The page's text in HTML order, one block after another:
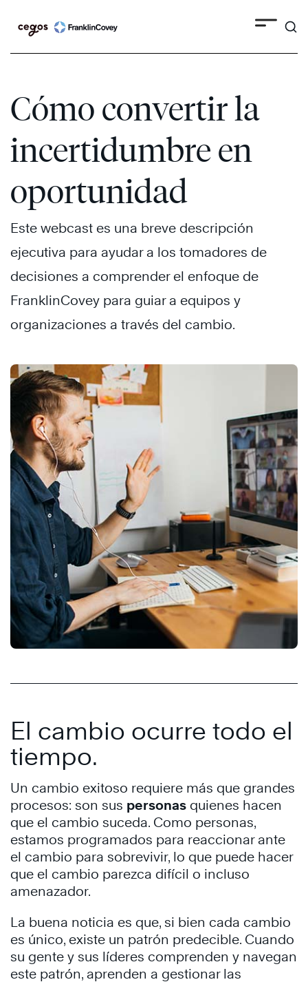
Cómo convertir la
incertidumbre en
oportunidad
Este webcast es una breve descripción
ejecutiva para ayudar a los tomadores de
decisiones a comprender el enfoque de
FranklinCovey para guiar a equipos y
organizaciones a través del cambio.
El cambio ocurre todo el
tiempo.
Un cambio exitoso requiere más que grandes
procesos: son sus personas quienes hacen
que el cambio suceda. Como personas,
estamos programados para reaccionar ante
el cambio para sobrevivir, lo que puede hacer
que el cambio parezca difícil o incluso
amenazador.
La buena noticia es que, si bien cada cambio
es único, existe un patrón predecible. Cuando
su gente y sus líderes comprenden y navegan
este patrón, aprenden a gestionar las